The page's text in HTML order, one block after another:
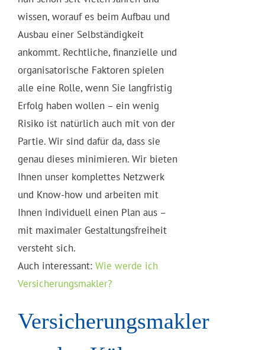
wissen, worauf es beim Aufbau und
Ausbau einer Selbständigkeit
ankommt. Rechtliche, finanzielle und
organisatorische Faktoren spielen
alle eine Rolle, wenn Sie langfristig
Erfolg haben wollen – ein wenig
Risiko ist natürlich auch mit von der
Partie. Wir sind dafür da, dass sie
genau dieses minimieren. Wir bieten
Ihnen unser komplettes Netzwerk
und Know-how und arbeiten mit
Ihnen individuell einen Plan aus –
mit maximaler Gestaltungsfreiheit
versteht sich.
Auch interessant: Wie werde ich
Versicherungsmakler?
Versicherungsmakler